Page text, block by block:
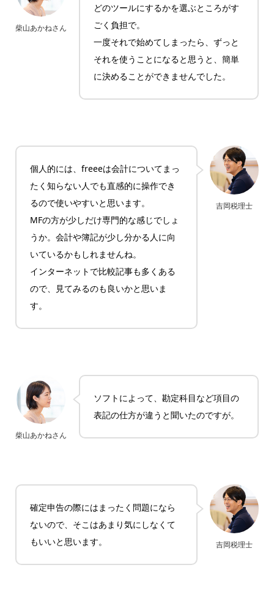
柴山あかねさん
どのツールにするかを選ぶところがす
ごく負担で。
一度それで始めてしまったら、ずっと
それを使うことになると思うと、簡単
に決めることができませんでした。
吉岡税理士
個人的には、freeeは会計についてまっ
たく知らない人でも直感的に操作でき
るので使いやすいと思います。
MFの方が少しだけ専門的な感じでしょ
うか。会計や簿記が少し分かる人に向
いているかもしれませんね。
インターネットで比較記事も多くある
ので、見てみるのも良いかと思いま
す。
柴山あかねさん
ソフトによって、勘定科目など項目の
表記の仕方が違うと聞いたのですが。
吉岡税理士
確定申告の際にはまったく問題になら
ないので、そこはあまり気にしなくて
もいいと思います。